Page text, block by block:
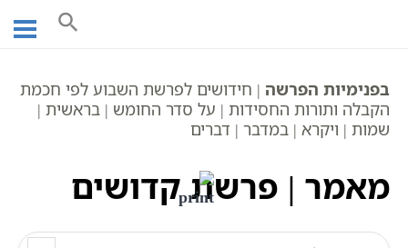
חומש ויקרא | מאמרים
בפנימיות הפרשה | חידושים לפרשת השבוע לפי חכמת
הקבלה ותורות החסידות | על סדר החומש | בראשית |
שמות | ויקרא | במדבר | דברים
מאמר | פרשת קדושים